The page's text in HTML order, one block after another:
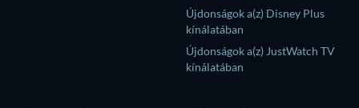
Újdonságok a(z) Disney Plus
kínálatában
Újdonságok a(z) JustWatch TV
kínálatában